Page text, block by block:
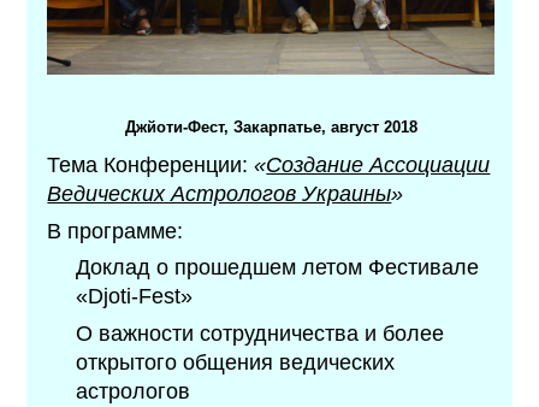
Джйоти-Фест, Закарпатье, август 2018
Тема Конференции:«Создание Ассоциации
Ведических Астрологов Украины»
В программе:
Доклад о прошедшем летом Фестивале
«Djoti-Fest»
О важности сотрудничества и более
открытого общения ведических
астрологов